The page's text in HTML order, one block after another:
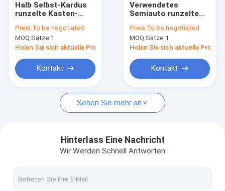
Kontakt US
Fordern Sie ein Zitat
Gewölbte Karton Flexo-Druckmaschine
stempelschneidene Maschine des gewölbten Kartons
Wellpappen-Fertigungsstraße
Halb Selbst-Kardus
runzelte Kasten-
für die Karton-
Herstellung
Preis:To be negotiated
MOQ:Sätze 1
Holen Sie sich aktuelle Preis
Kontakt
Verwendetes
Semiauto runzelte
Kasten-
Betriebsmaschinerie-
30-70mm
Preis:To be negotiated
MOQ:Sätze 1
Holen Sie sich aktuelle Preis
Kontakt
Sehen Sie mehr an
Hinterlass Eine Nachricht
Wir Werden Schnell Antworten